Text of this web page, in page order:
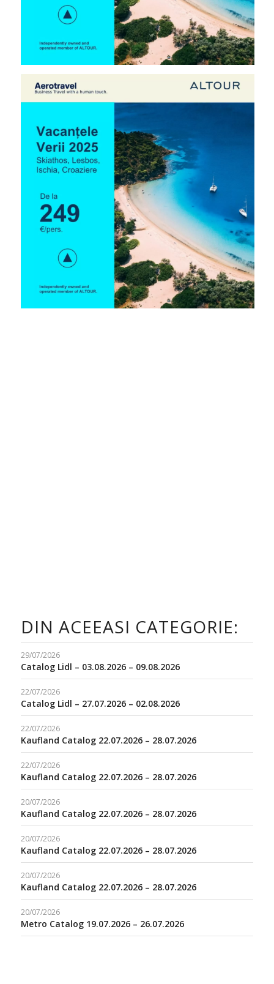
DIN ACEEASI CATEGORIE:
29/07/2026
Catalog Lidl – 03.08.2026 – 09.08.2026
22/07/2026
Catalog Lidl – 27.07.2026 – 02.08.2026
22/07/2026
Kaufland Catalog 22.07.2026 – 28.07.2026
22/07/2026
Kaufland Catalog 22.07.2026 – 28.07.2026
20/07/2026
Kaufland Catalog 22.07.2026 – 28.07.2026
20/07/2026
Kaufland Catalog 22.07.2026 – 28.07.2026
20/07/2026
Kaufland Catalog 22.07.2026 – 28.07.2026
20/07/2026
Metro Catalog 19.07.2026 – 26.07.2026